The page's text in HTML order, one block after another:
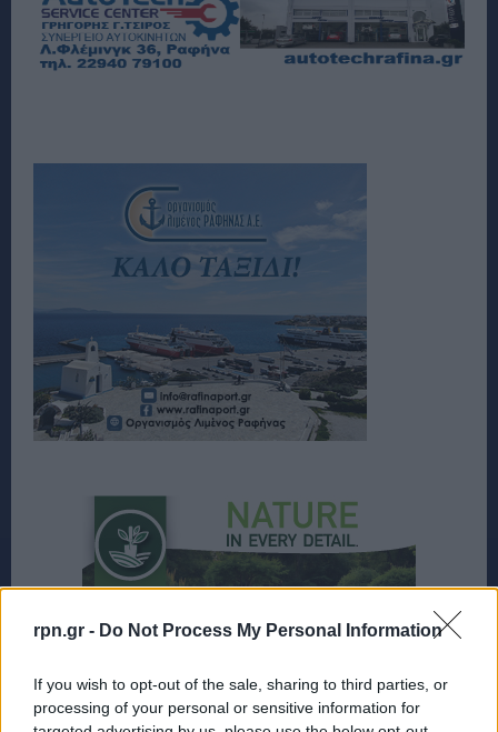
rpn.gr - Do Not Process My Personal Information
If you wish to opt-out of the sale, sharing to third parties, or
processing of your personal or sensitive information for